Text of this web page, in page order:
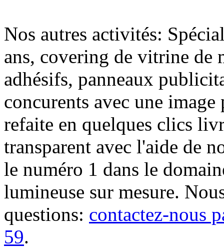
Nos autres activités:
ans, covering de vitrine de
adhésifs, panneaux
concurents avec une
refaite en quelques clics
transparent avec l'aide de
le numéro 1 dans le
lumineuse sur mesure.
questions: contactez-nous
59.